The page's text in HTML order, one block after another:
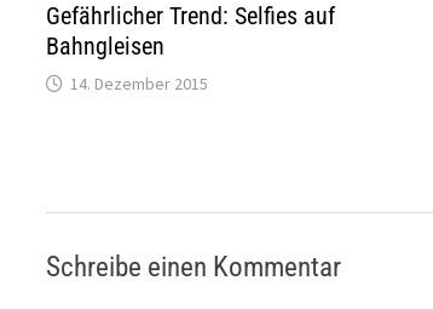
Gefährlicher Trend: Selfies auf
Bahngleisen
14. Dezember 2015
Schreibe einen Kommentar